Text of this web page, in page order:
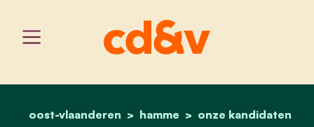
home
oost-vlaanderen hamme onze kandidaten
herman vijt